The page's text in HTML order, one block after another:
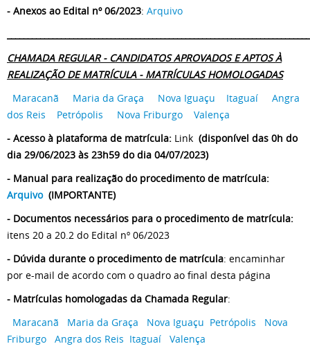
- Anexos ao Edital nº 06/2023: Arquivo
CHAMADA REGULAR - CANDIDATOS APROVADOS E APTOS À
REALIZAÇÃO DE MATRÍCULA - MATRÍCULAS HOMOLOGADAS
Maracanã
Maria da Graça Nova Iguaçu Itaguaí
Angra
dos Reis
Petrópolis Nova Friburgo
Valença
- Acesso à plataforma de matrícula: Link (disponível das 0h do
dia 29/06/2023 às 23h59 do dia 04/07/2023)
- Manual para realização do procedimento de matrícula:
Arquivo (IMPORTANTE)
- Documentos necessários para o procedimento de matrícula:
itens 20 a 20.2 do Edital nº 06/2023
- Dúvida durante o procedimento de matrícula: encaminhar
por e-mail de acordo com o quadro ao final desta página
- Matrículas homologadas da Chamada Regular:
Maracanã
Maria da Graça Nova Iguaçu Petrópolis
Nova
Friburgo
Angra dos Reis Itaguaí
Valença